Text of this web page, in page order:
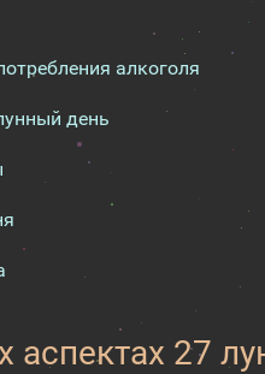
алкоголя
день
аспектах 27